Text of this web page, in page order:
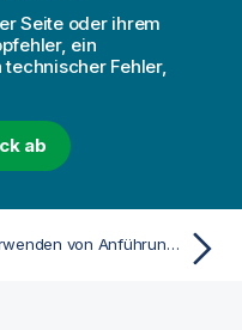
Seite oder ihrem
ein
Fehler,
ab
Verwenden von Anführungszeichen im Skript